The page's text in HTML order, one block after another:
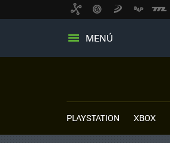
MENÚ
PLAYSTATION XBOX